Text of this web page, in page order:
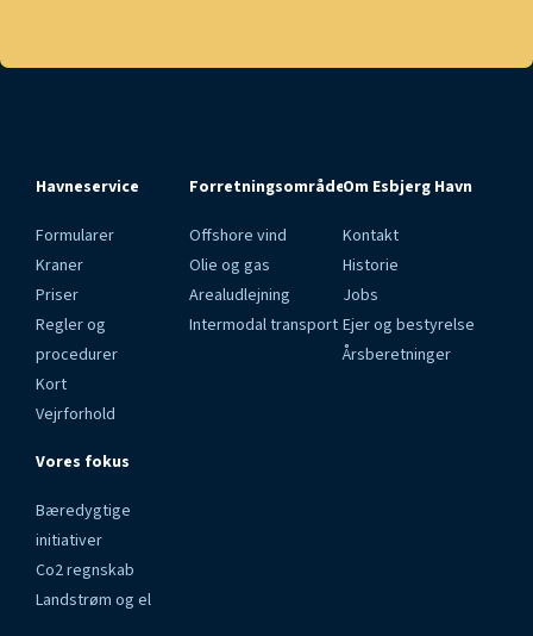
Havneservice
Formularer
Kraner
Priser
Regler og
procedurer
Kort
Vejrforhold
Forretningsområder
Offshore vind
Olie og gas
Arealudlejning
Intermodal transport
Om Esbjerg Havn
Kontakt
Historie
Jobs
Ejer og bestyrelse
Årsberetninger
Vores fokus
Bæredygtige
initiativer
Co2 regnskab
Landstrøm og el